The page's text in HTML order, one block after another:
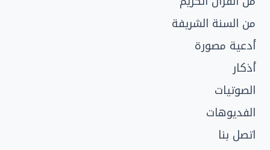
من السنة الشريفة
أدعية مصورة
أذكار
الصوتيات
الفديوهات
اتصل بنا